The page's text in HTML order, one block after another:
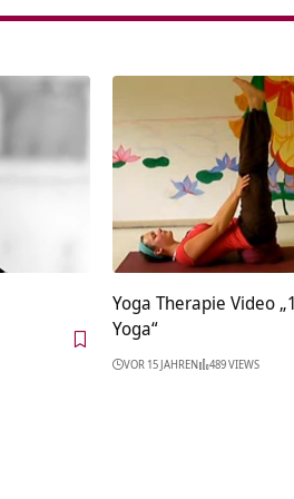
Yoga Therapie Video
Yoga“
VOR 15 JAHREN 489 VIEWS